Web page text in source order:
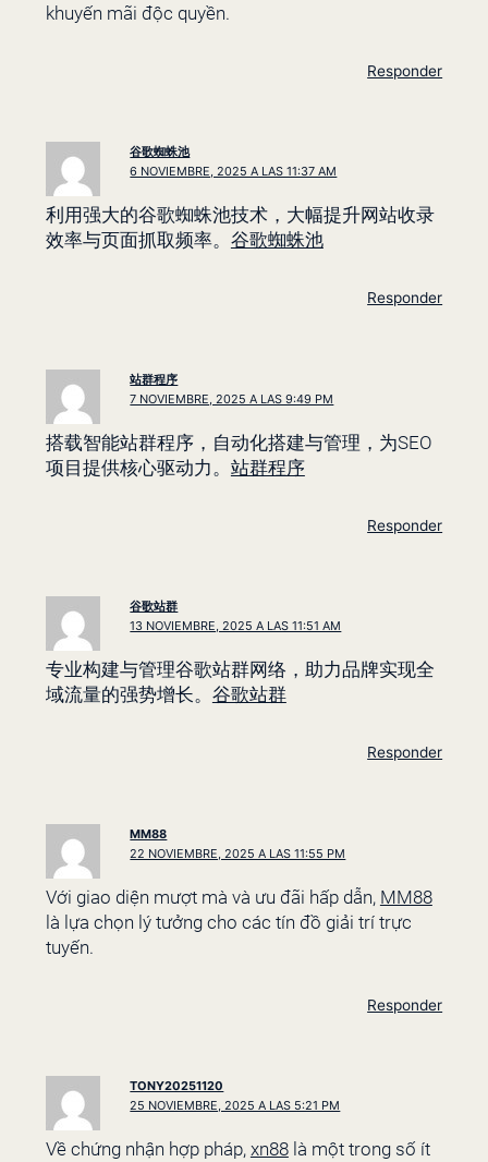
khuyến mãi độc quyền.
Responder
谷歌蜘蛛池
6 NOVIEMBRE, 2025 A LAS 11:37 AM
利用强大的谷歌蜘蛛池技术，大幅提升网站收录
效率与页面抓取频率。 谷歌蜘蛛池
Responder
站群程序
7 NOVIEMBRE, 2025 A LAS 9:49 PM
搭载智能站群程序，自动化搭建与管理，为SEO
项目提供核心驱动力。 站群程序
Responder
谷歌站群
13 NOVIEMBRE, 2025 A LAS 11:51 AM
专业构建与管理谷歌站群网络，助力品牌实现全
域流量的强势增长。 谷歌站群
Responder
MM88
22 NOVIEMBRE, 2025 A LAS 11:55 PM
Với giao diện mượt mà và ưu đãi hấp dẫn, MM88
là lựa chọn lý tưởng cho các tín đồ giải trí trực
tuyến.
Responder
TONY20251120
25 NOVIEMBRE, 2025 A LAS 5:21 PM
Về chứng nhận hợp pháp, xn88là một trong số ít